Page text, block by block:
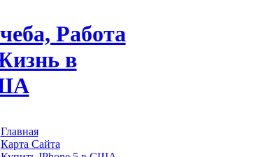
Главная
Карта Сайта